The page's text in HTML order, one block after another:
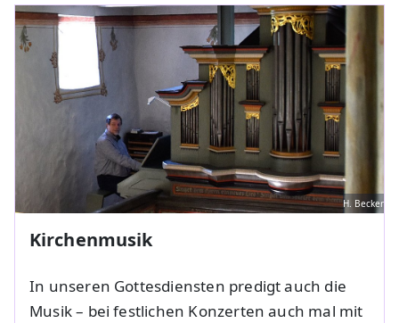
H. Becker
Kirchenmusik
In unseren Gottesdiensten predigt auch die
Musik – bei festlichen Konzerten auch mal mit